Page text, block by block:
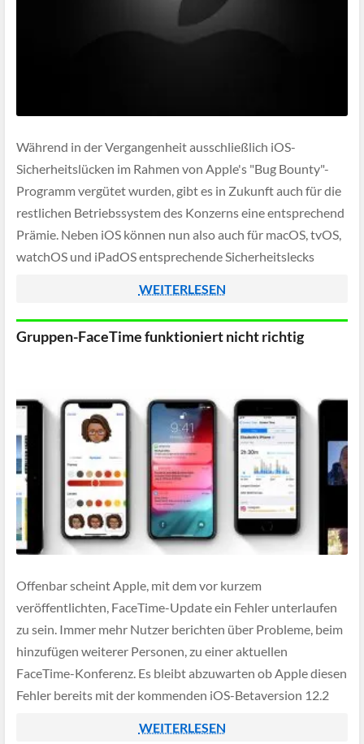
Während in der Vergangenheit ausschließlich iOS-
Sicherheitslücken im Rahmen von Apple's "Bug Bounty"-
Programm vergütet wurden, gibt es in Zukunft auch für die
restlichen Betriebssystem des Konzerns eine entsprechend
Prämie. Neben iOS können nun also auch für macOS, tvOS,
watchOS und iPadOS entsprechende Sicherheitslecks
WEITERLESEN
Gruppen-FaceTime funktioniert nicht richtig
Offenbar scheint Apple, mit dem vor kurzem
veröffentlichten, FaceTime-Update ein Fehler unterlaufen
zu sein. Immer mehr Nutzer berichten über Probleme, beim
hinzufügen weiterer Personen, zu einer aktuellen
FaceTime-Konferenz. Es bleibt abzuwarten ob Apple diesen
Fehler bereits mit der kommenden iOS-Betaversion 12.2
WEITERLESEN